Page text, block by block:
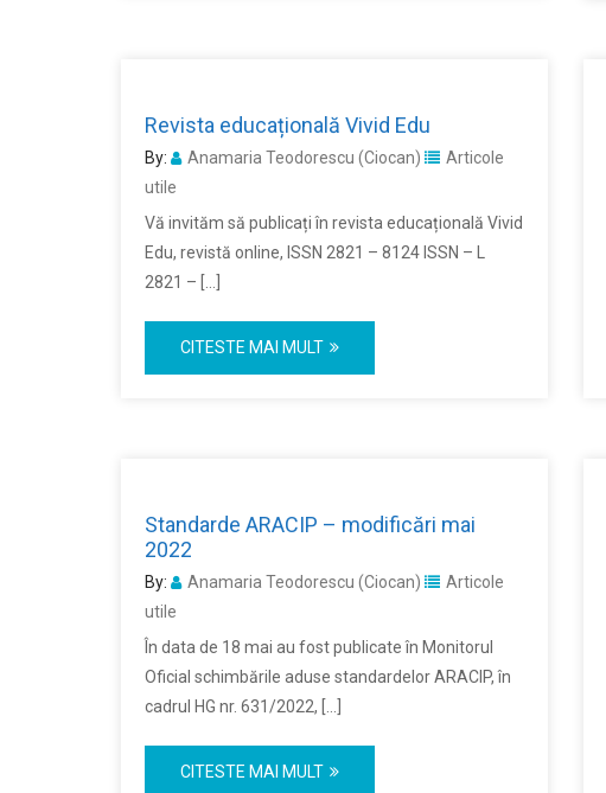
Revista educațională Vivid Edu
By: Anamaria Teodorescu (Ciocan)
Articole
utile
Vă invităm să publicați în revista educațională Vivid
Edu, revistă online, ISSN 2821 – 8124 ISSN – L
2821 – […]
CITESTE MAI MULT
Standarde ARACIP – modificări mai
2022
By: Anamaria Teodorescu (Ciocan)
Articole
utile
În data de 18 mai au fost publicate în Monitorul
Oficial schimbările aduse standardelor ARACIP, în
cadrul HG nr. 631/2022, […]
CITESTE MAI MULT